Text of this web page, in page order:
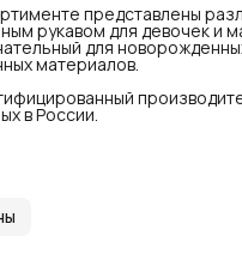
представлены
рукавом для девочек и
для
материалов.
в России.